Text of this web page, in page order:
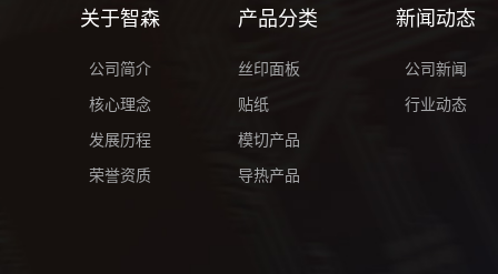
关于智森
公司简介
核心理念
发展历程
荣誉资质
产品分类
丝印面板
贴纸
模切产品
导热产品
新闻动态
公司新闻
行业动态